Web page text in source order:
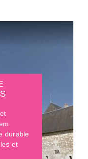
durable
et